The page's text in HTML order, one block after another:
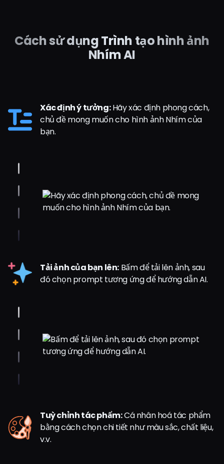
Cách sử dụng Trình tạo hình ảnh
Nhím AI
Xác định ý tưởng:Hãy xác định phong cách,
chủ đề mong muốn cho hình ảnh Nhím của
bạn.
Tải ảnh của bạn lên: Bấm để tải lên ảnh, sau
đó chọn prompt tương ứng để hướng dẫn AI.
Tuỳ chỉnh tác phẩm:Cá nhân hoá tác phẩm
bằng cách chọn chi tiết như màu sắc, chất liệu,
v.v.